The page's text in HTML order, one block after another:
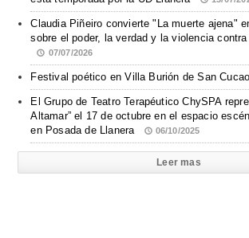
Claudia Piñeiro convierte "La muerte ajena"
sobre el poder, la verdad y la violencia
07/07/2026
Festival poético en Villa Burión de San Cucao
El Grupo de Teatro Terapéutico ChySPA
Altamar” el 17 de octubre en el espacio
en Posada de Llanera
06/10/2025
Leer mas